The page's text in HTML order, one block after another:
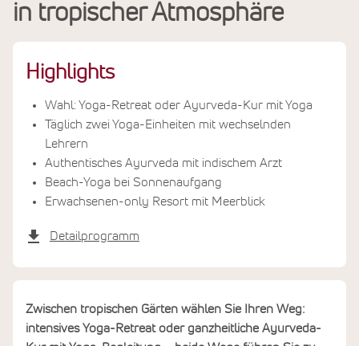
Termine & Preise
in tropischer Atmosphäre
Highlights
Wahl: Yoga-Retreat oder Ayurveda-Kur mit Yoga
Täglich zwei Yoga-Einheiten mit wechselnden
Lehrern
Authentisches Ayurveda mit indischem Arzt
Beach-Yoga bei Sonnenaufgang
Erwachsenen-only Resort mit Meerblick
Detailprogramm
Zwischen tropischen Gärten wählen Sie Ihren Weg:
intensives Yoga-Retreat oder ganzheitliche Ayurveda-